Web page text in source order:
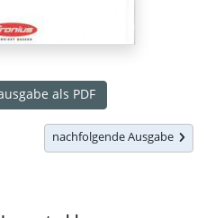
als PDF
nachfolgende Ausgabe